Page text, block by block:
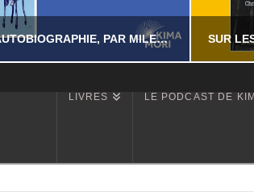
MILES – L’AUTOBIOGRAPHIE, PAR MILES DAVIS AVEC QUINCY TROUPE
LIVRES LE PODCAST DE